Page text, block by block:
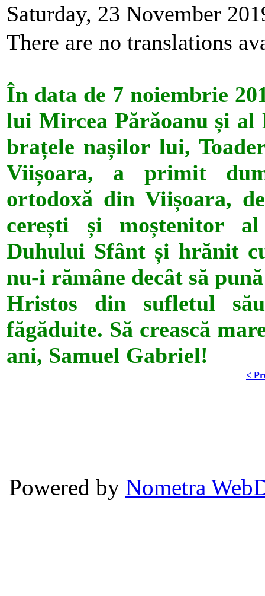
Saturday, 23 November
There are no translations
În data de 7 noiembrie
lui Mircea Părăoanu și
brațele nașilor lui,
Viișoara, a primit
ortodoxă din Viișoara,
cerești și moștenitor
Duhului Sfânt și hrănit
nu-i rămâne decât să
Hristos din sufletul
făgăduite. Să crească
ani, Samuel Gabriel!
<
Powered by Nometra